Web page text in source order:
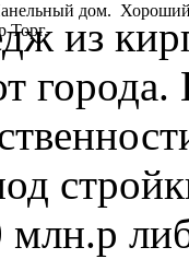
дом.
Торг.
из
млн.р